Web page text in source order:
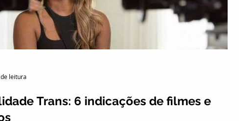
Trans: 6 indicações de filmes e
leitura